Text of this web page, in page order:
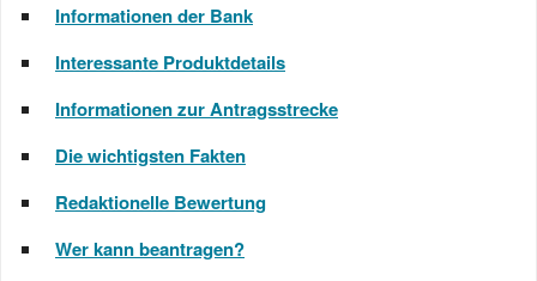
Informationen der Bank
Interessante Produktdetails
Informationen zur Antragsstrecke
Die wichtigsten Fakten
Redaktionelle Bewertung
Wer kann beantragen?